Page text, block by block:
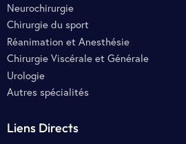
Neurochirurgie
Chirurgie du sport
Réanimation et Anesthésie
Chirurgie Viscérale et Générale
Urologie
Autres spécialités
Liens Directs